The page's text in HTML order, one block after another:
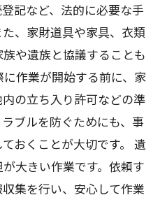
記など、法的に必要な手
、家財道具や家具、衣類
や遺族と協議することも
作業が開始する前に、家
の立ち入り許可などの準
ブルを防ぐためにも、事
おくことが大切です。 遺
大きい作業です。依頼す
集を行い、安心して作業